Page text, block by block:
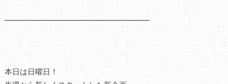
━━━━━━━━━━━━━━━━━━━
本日は日曜日！